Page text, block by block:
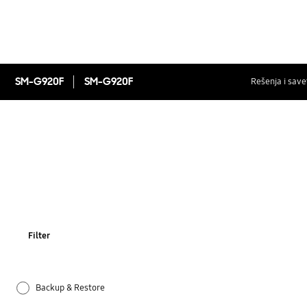
SM-G920F SM-G920F Rešenja i
Filter
Backup & Restore